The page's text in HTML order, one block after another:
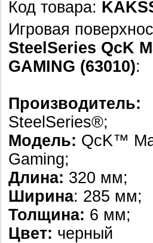
Код товара:
Игровая
SteelSeries QcK
GAMING (63010):
Производитель:
SteelSeries®;
Модель: QcK™
Gaming;
Длина: 320 мм;
Ширина: 285 мм;
Толщина: 6 мм;
Цвет: черный